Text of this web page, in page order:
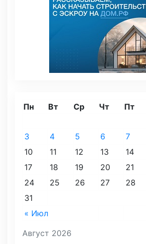
Август 2026
Пн Вт Ср Чт Пт
« Июл
3
4 5 6 7
10
11 12 13 14
17
18 19 20 21
24
25 26 27 28
31